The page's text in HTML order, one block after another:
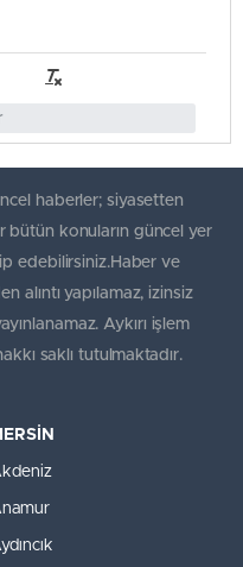
haberler; siyasetten
konuların güncel yer
edebilirsiniz.Haber ve
alıntı yapılamaz, izinsiz
Aykırı işlem
saklı tutulmaktadır.